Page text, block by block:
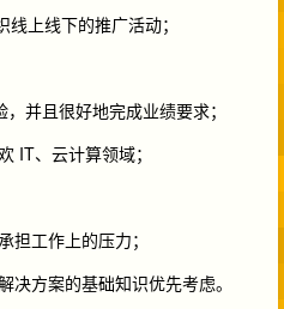
上线下的推广活动；
并且很好地完成业绩要求；
IT、云计算领域；
担工作上的压力；
决方案的基础知识优先考虑。